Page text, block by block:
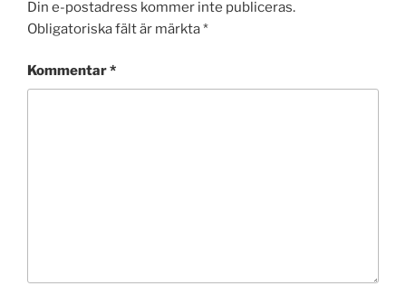
Din e-postadress kommer inte publiceras.
Obligatoriska fält är märkta*
Kommentar*